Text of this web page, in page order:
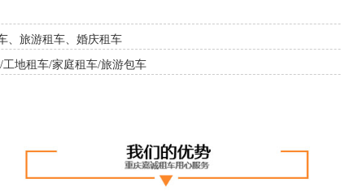
、旅游租车、婚庆租车
地租车/家庭租车/旅游包车